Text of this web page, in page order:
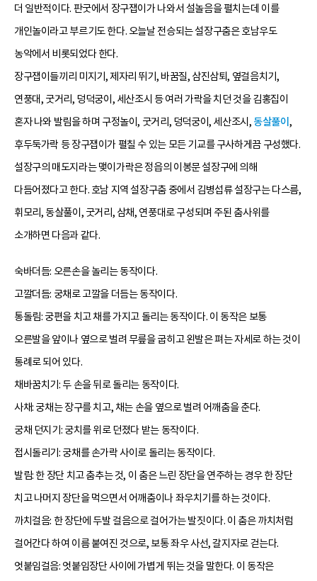
더 일반적이다. 판굿에서 장구잽이가 나와서 설놀음을 펼치는데 이를
개인놀이라고 부르기도 한다. 오늘날 전승되는 설장구춤은 호남우도
농악에서 비롯되었다 한다.
장구잽이들끼리 미지기, 제자리 뛰기, 바꿈질, 삼진삼퇴, 옆걸음치기,
연풍대, 굿거리, 덩덕궁이, 세산조시 등 여러 가락을 치던 것을 김홍집이
혼자 나와 발림을 하며 구정놀이, 굿거리, 덩덕궁이, 세산조시, 동살풀이 ,
후두둑가락 등 장구잽이가 펼칠 수 있는 모든 기교를 구사하게끔 구성했다.
설장구의 매도지라는 맺이가락은 정읍의 이봉문 설장구에 의해
다듬어졌다고 한다. 호남 지역 설장구춤 중에서 김병섭류 설장구는 다스름,
휘모리, 동살풀이, 굿거리, 삼채, 연풍대로 구성되며 주된 춤사위를
소개하면 다음과 같다.
숙바더듬: 오른손을 놀리는 동작이다.
고깔더듬: 궁채로 고깔을 더듬는 동작이다.
통돌림: 궁편을 치고 채를 가지고 돌리는 동작이다. 이 동작은 보통
오른발을 앞이나 옆으로 벌려 무릎을 굽히고 왼발은 펴는 자세로 하는 것이
통례로 되어 있다.
채바꿈치기: 두 손을 뒤로 돌리는 동작이다.
사채: 궁채는 장구를 치고, 채는 손을 옆으로 벌려 어깨춤을 춘다.
궁채 던지기: 궁치를 위로 던졌다 받는 동작이다.
접시돌리기: 궁채를 손가락 사이로 돌리는 동작이다.
발림: 한 장단 치고 춤추는 것, 이 춤은 느린 장단을 연주하는 경우 한 장단
치고 나머지 장단을 먹으면서 어깨춤이나 좌우치기를 하는 것이다.
까치걸음: 한 장단에 두발 걸음으로 걸어가는 발짓이다. 이 춤은 까치처럼
걸어간다 하여 이름 붙여진 것으로, 보통 좌우 사선, 갈지자로 걷는다.
엇붙임걸음: 엇붙임장단 사이에 가볍게 뛰는 것을 말한다. 이 동작은